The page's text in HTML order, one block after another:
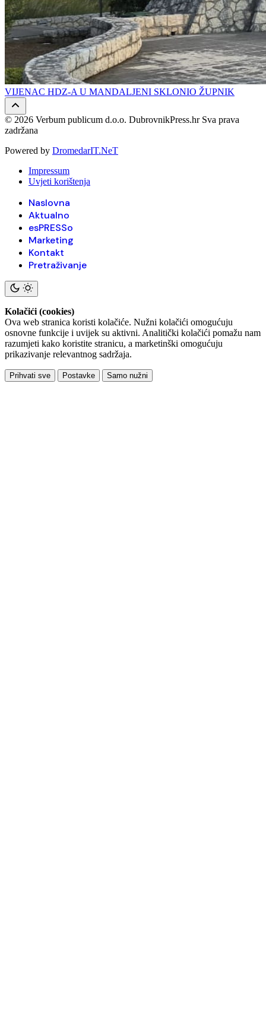
VIJENAC HDZ-A U MANDALJENI SKLONIO ŽUPNIK
© 2026 Verbum publicum d.o.o. DubrovnikPress.hr Sva prava
zadržana
Powered by DromedarIT.NeT
Impressum
Uvjeti korištenja
Naslovna
Aktualno
esPRESSo
Marketing
Kontakt
Pretraživanje
Kolačići (cookies)
Ova web stranica koristi kolačiće. Nužni kolačići omogućuju
osnovne funkcije i uvijek su aktivni. Analitički kolačići pomažu nam
razumjeti kako koristite stranicu, a marketinški omogućuju
prikazivanje relevantnog sadržaja.
Prihvati sve Postavke Samo nužni